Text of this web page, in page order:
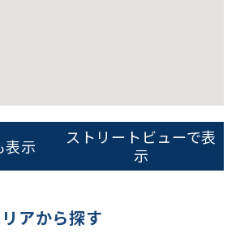
をお伝えいただくと
ーズにご案内できます
0120-620-213
表示
ストリートビューで表
示
アから探す